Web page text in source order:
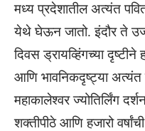
मध्य प्रदेशातील अत्यंत
येथे घेऊन जातो. इंदौर ते
दिवस ड्रायव्हिंगच्या
आणि भावनिकदृष्ट्या अत्यंत
महाकालेश्वर ज्योतिर्लिंग
शक्तीपीठे आणि हजारो